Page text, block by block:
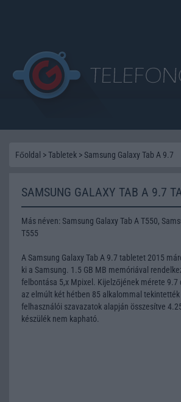
Főoldal >Tabletek > Samsung Galaxy Tab A 9.7
SAMSUNG GALAXY TAB A 9.7
Más néven: Samsung Galaxy Tab A T550,
T555
A Samsung Galaxy Tab A 9.7 tabletet 2015
ki a Samsung. 1.5 GB MB memóriával
felbontása 5,x Mpixel. Kijelzőjének mérete 9.7
az elmúlt két hétben 85 alkalommal
felhasználói szavazatok alapján összesítve
készülék nem kapható.